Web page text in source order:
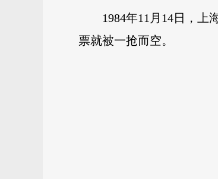
1984年11月14日，上
票就被一抢而空。